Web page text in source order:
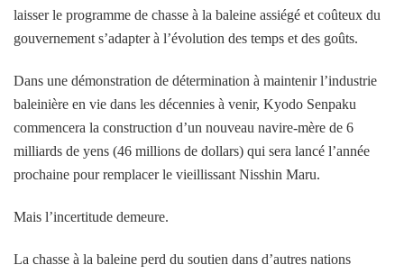
laisser le programme de chasse à la baleine assiégé et coûteux du
gouvernement s’adapter à l’évolution des temps et des goûts.
Dans une démonstration de détermination à maintenir l’industrie
baleinière en vie dans les décennies à venir, Kyodo Senpaku
commencera la construction d’un nouveau navire-mère de 6
milliards de yens (46 millions de dollars) qui sera lancé l’année
prochaine pour remplacer le vieillissant Nisshin Maru.
Mais l’incertitude demeure.
La chasse à la baleine perd du soutien dans d’autres nations